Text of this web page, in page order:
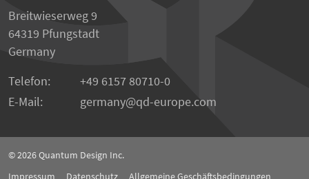
Breitwieserweg 9
64319 Pfungstadt
Germany
Telefon:
+49 6157 80710-0
E-Mail:
germany qd-europe.com
© 2026Quantum Design Inc.
Impressum
Datenschutz Allgemeine Geschäftsbedingungen